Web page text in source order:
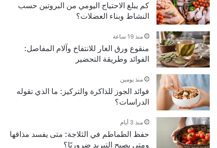
كم يبلغ الاحتياج اليومي من البروتين حسب
النشاط وبناء العضلات؟
منذ 19 ساعة
منقوع ورق الغار للانتفاخ وآلام المفاصل:
الفوائد وطريقة التحضير
منذ يومين
فوائد الجوز للذاكرة والتركيز: ما الذي تقوله
الدراسات؟
منذ 3 أيام
حفظ الطماطم في الثلاجة: متى يفسد مذاقها
ومتى يصبح التبريد ضروريًا؟